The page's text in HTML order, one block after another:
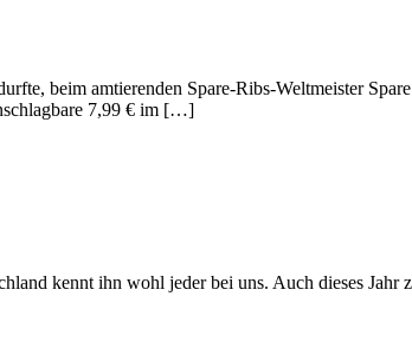
beim amtierenden Spare-Ribs-Weltmeister
7,99 € im […]
kennt ihn wohl jeder bei uns. Auch dieses Jahr